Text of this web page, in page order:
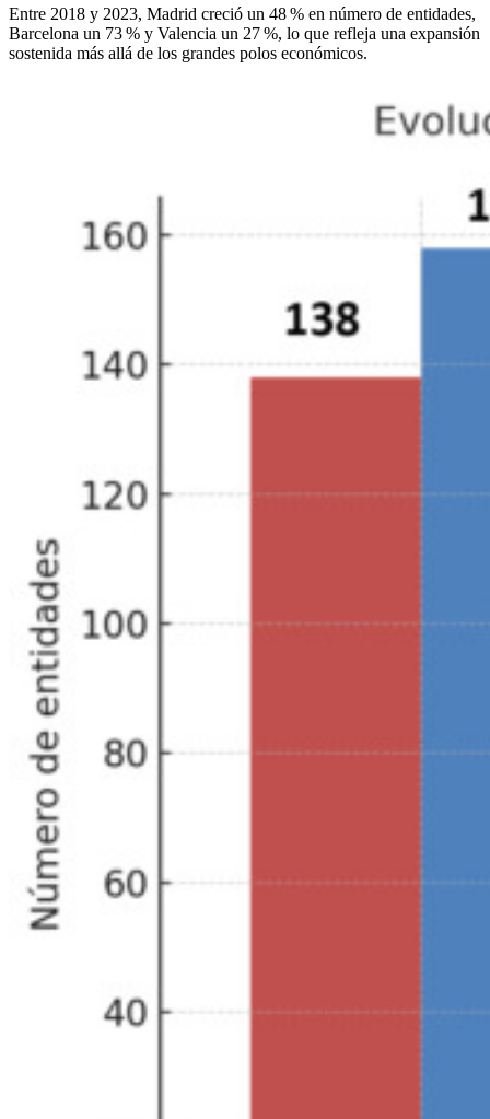
Entre 2018 y 2023, Madrid creció un 48 % en número de entidades,
Barcelona un 73 % y Valencia un 27 %, lo que refleja una expansión
sostenida más allá de los grandes polos económicos.